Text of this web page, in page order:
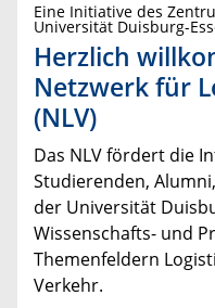
Eine Initiative des
Universität Duisburg-
Herzlich
Netzwerk für
(NLV)
Das NLV fördert die
Studierenden,
der Universität
Wissenschafts- und
Themenfeldern
Verkehr.